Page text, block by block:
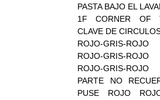
PASTA BAJO EL
1F CORNER OF
CLAVE DE
ROJO-GRIS-ROJO
ROJO-GRIS-ROJO
ROJO-GRIS-
PARTE NO
PUSE ROJO